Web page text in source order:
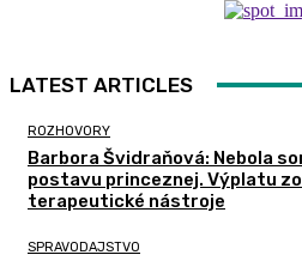
LATEST ARTICLES
ROZHOVORY
Barbora Švidraňová: Nebola
postavu princeznej. Výplatu
terapeutické nástroje
SPRAVODAJSTVO